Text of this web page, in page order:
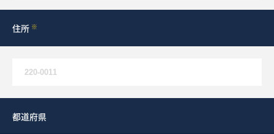
住所 ※
都道府県